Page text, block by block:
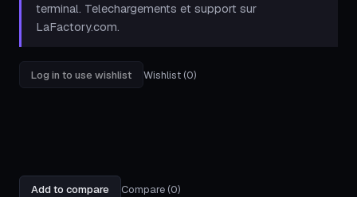
terminal. Telechargements et support sur
LaFactory.com.
Log in to use wishlist Wishlist (0)
Add to compare Compare (0)